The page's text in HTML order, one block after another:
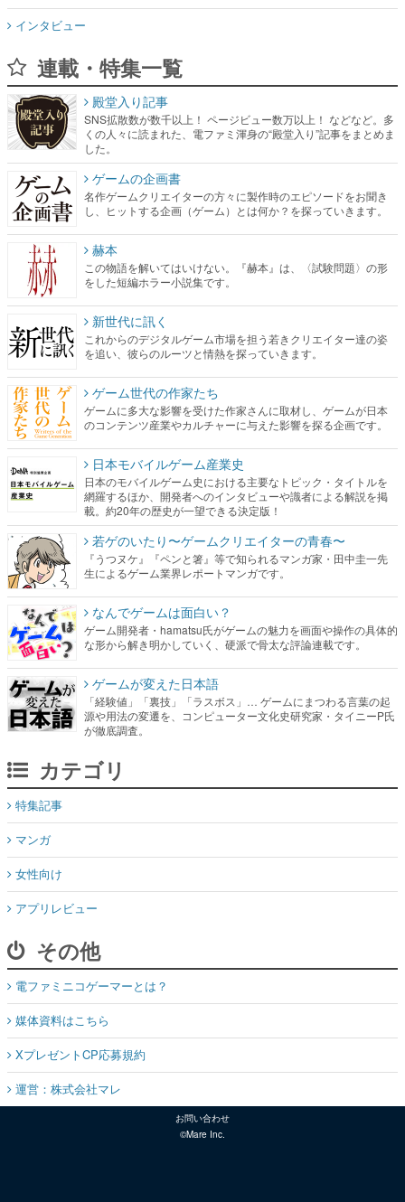
インタビュー
連載・特集一覧
殿堂入り記事
SNS拡散数が数千以上！ ページビュー数万以上！ などなど。多
くの人々に読まれた、電ファミ渾身の“殿堂入り”記事をまとめま
した。
ゲームの企画書
名作ゲームクリエイターの方々に製作時のエピソードをお聞き
し、ヒットする企画（ゲーム）とは何か？を探っていきます。
赫本
この物語を解いてはいけない。『赫本』は、〈試験問題〉の形
をした短編ホラー小説集です。
新世代に訊く
これからのデジタルゲーム市場を担う若きクリエイター達の姿
を追い、彼らのルーツと情熱を探っていきます。
ゲーム世代の作家たち
ゲームに多大な影響を受けた作家さんに取材し、ゲームが日本
のコンテンツ産業やカルチャーに与えた影響を探る企画です。
日本モバイルゲーム産業史
日本のモバイルゲーム史における主要なトピック・タイトルを
網羅するほか、開発者へのインタビューや識者による解説を掲
載。約20年の歴史が一望できる決定版！
若ゲのいたり〜ゲームクリエイターの青春〜
『うつヌケ』『ペンと箸』等で知られるマンガ家・田中圭一先
生によるゲーム業界レポートマンガです。
なんでゲームは面白い？
ゲーム開発者・hamatsu氏がゲームの魅力を画面や操作の具体的
な形から解き明かしていく、硬派で骨太な評論連載です。
ゲームが変えた日本語
「経験値」「裏技」「ラスボス」… ゲームにまつわる言葉の起
源や用法の変遷を、コンピューター文化史研究家・タイニーP氏
が徹底調査。
カテゴリ
特集記事
マンガ
女性向け
アプリレビュー
その他
電ファミニコゲーマーとは？
媒体資料はこちら
XプレゼントCP応募規約
運営：株式会社マレ
お問い合わせ
©Mare Inc.